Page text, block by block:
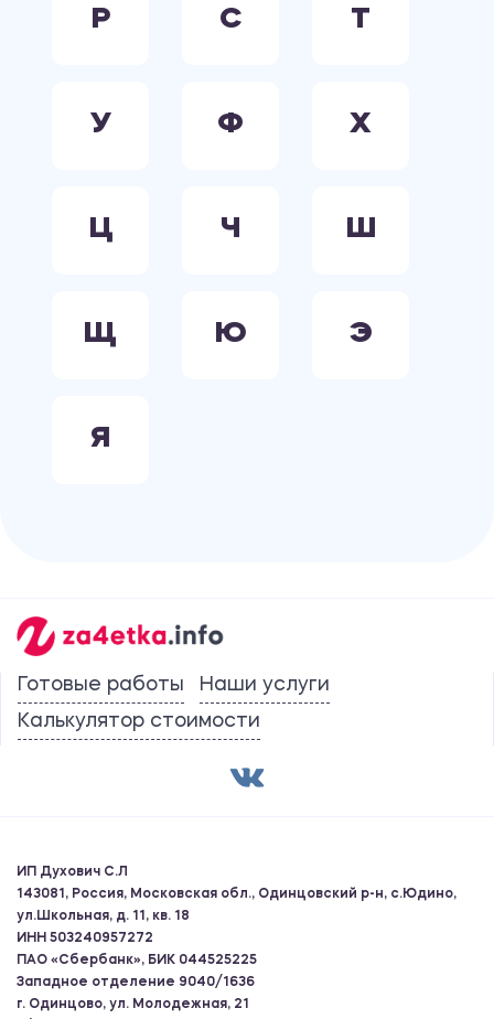
Р С Т
У Ф Х
Ц Ч Ш
Щ Ю Э
Я
Готовые работы
Наши услуги
Калькулятор стоимости
ИП Духович С.Л
143081, Россия, Московская обл., Одинцовский р-н, с.Юдино,
ул.Школьная, д. 11, кв. 18
ИНН 503240957272
ПАО «Сбербанк», БИК 044525225
Западное отделение 9040/1636
г. Одинцово, ул. Молодежная, 21